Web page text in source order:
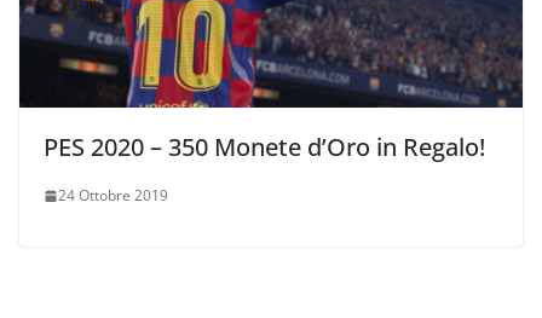
PES 2020 – 350 Monete d’Oro in Regalo!
24 Ottobre 2019